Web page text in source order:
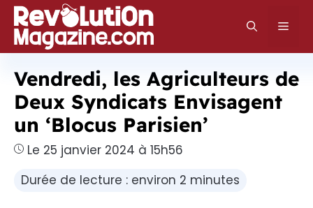
Aller
au
contenu
Vendredi, les Agriculteurs de
Deux Syndicats Envisagent
un ‘Blocus Parisien’
Le 25 janvier 2024 à 15h56
Durée de lecture : environ 2 minutes